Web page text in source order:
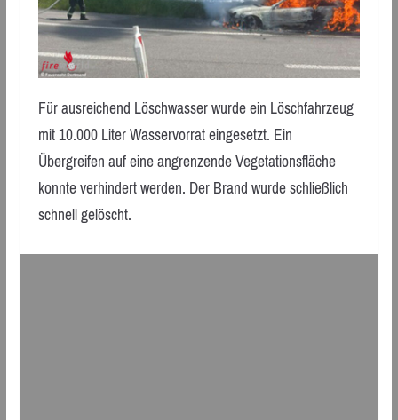
Für ausreichend Löschwasser wurde ein Löschfahrzeug
mit 10.000 Liter Wasservorrat eingesetzt. Ein
Übergreifen auf eine angrenzende Vegetationsfläche
konnte verhindert werden. Der Brand wurde schließlich
schnell gelöscht.